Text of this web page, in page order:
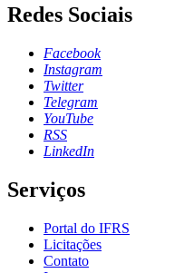
Redes Sociais
Facebook
Instagram
Twitter
Telegram
YouTube
RSS
LinkedIn
Serviços
Portal do IFRS
Licitações
Contato